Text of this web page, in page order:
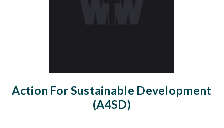
Action For Sustainable Development
(A4SD)